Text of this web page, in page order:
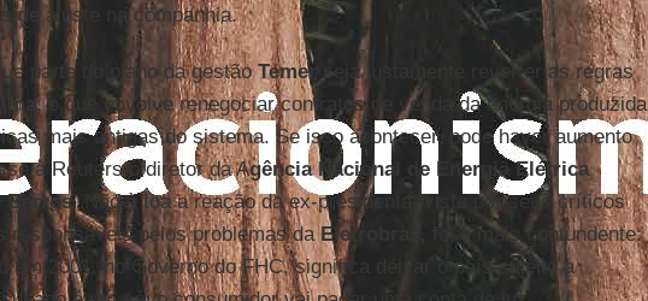
de ajuste na companhia.
parte do plano da gestãoTemer seja justamente reverter as regras
o que envolve renegociar contratos de venda da energia produzida
mais antigas do sistema. Se isso acontecer, pode haver aumento
à Reuters o diretor da Agência Nacional de Energia Elétrica
Barros. Não à toa a reação da ex-presidenta, vista por seus críticos
responsáveis pelos problemas daEletrobras,
foi a mais contundente:
em 2001, no Governo do FHC, significa deixar o país sujeito a